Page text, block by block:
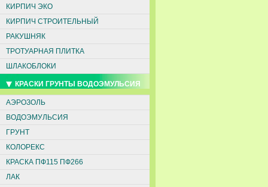
КИРПИЧ ЭКО
КИРПИЧ СТРОИТЕЛЬНЫЙ
РАКУШНЯК
ТРОТУАРНАЯ ПЛИТКА
ШЛАКОБЛОКИ
КРАСКИ ГРУНТЫ ВОДОЭМУЛЬСИЯ
АЭРОЗОЛЬ
ВОДОЭМУЛЬСИЯ
ГРУНТ
КОЛОРЕКС
КРАСКА ПФ115 ПФ266
ЛАК